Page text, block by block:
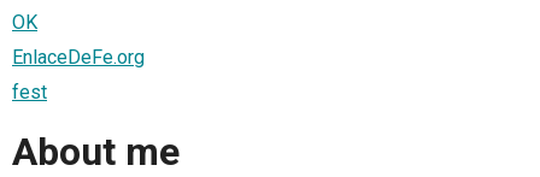
OK
EnlaceDeFe.org
fest
About me